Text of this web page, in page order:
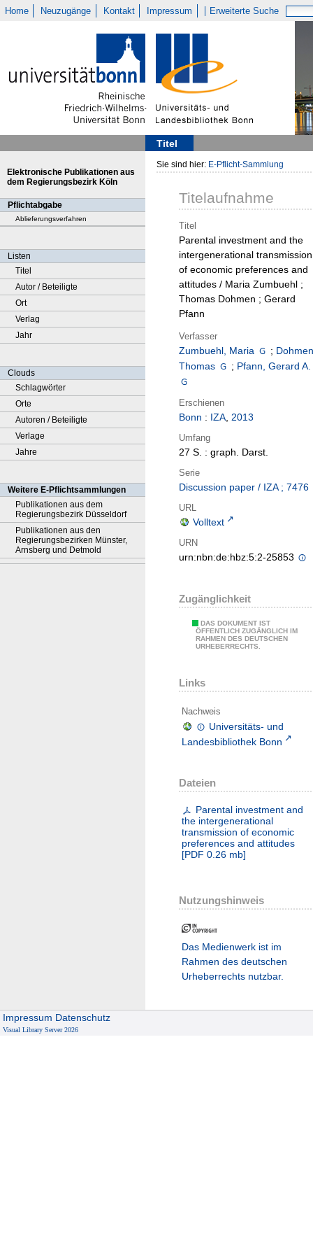
Home Neuzugänge Kontakt Impressum Erweiterte Suche
Titel
Elektronische Publikationen aus
dem Regierungsbezirk Köln
Pflichtabgabe
Ablieferungsverfahren
Listen
Titel
Autor / Beteiligte
Ort
Verlag
Jahr
Clouds
Schlagwörter
Orte
Autoren / Beteiligte
Verlage
Jahre
Weitere E-Pflichtsammlungen
Publikationen aus dem
Regierungsbezirk Düsseldorf
Publikationen aus den
Regierungsbezirken Münster,
Arnsberg und Detmold
Sie sind hier: E-Pflicht-Sammlung
Titelaufnahme
Titel
Parental investment and the
intergenerational transmission
of economic preferences and
attitudes / Maria Zumbuehl ;
Thomas Dohmen ; Gerard
Pfann
Verfasser
Zumbuehl, Maria ;
Thomas
; Pfann, Gerard A.
Erschienen
Bonn : IZA, 2013
Umfang
27 S. : graph. Darst.
Serie
Discussion paper / IZA ; 7476
URL
Volltext
URN
urn:nbn:de:hbz:5:2-25853
Zugänglichkeit
DAS DOKUMENT IST
ÖFFENTLICH ZUGÄNGLICH IM
RAHMEN DES DEUTSCHEN
URHEBERRECHTS.
Links
Nachweis
Universitäts- und
Landesbibliothek Bonn
Dateien
Parental investment and
the intergenerational
transmission of economic
preferences and attitudes
[PDF 0.26 mb]
Nutzungshinweis
Das Medienwerk ist im
Rahmen des deutschen
Urheberrechts nutzbar.
Impressum Datenschutz
Visual Library Server 2026